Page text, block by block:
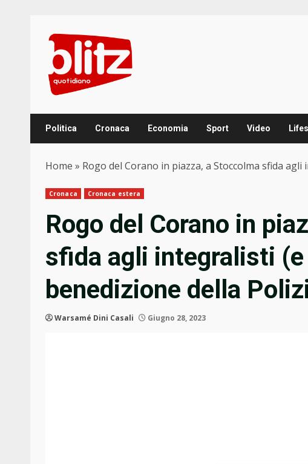
content
Politica Cronaca Economia Sport Video
Home » Rogo del Corano in piazza, a Stoccolma sfida
Cronaca Cronaca estera
Rogo del Corano in
sfida agli integralisti (e
benedizione della
Warsamé Dini Casali Giugno 28, 2023